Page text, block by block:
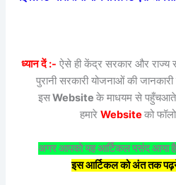
ध्यान दें :- ऐसे ही केंद्र सरकार और राज्य
पुरानी सरकारी योजनाओं की
इसWebsite के माधयम से
हमारे Website को
अगर आपको यह आर्टिकल पसंद आया
इस आर्टिकल को अंत तक